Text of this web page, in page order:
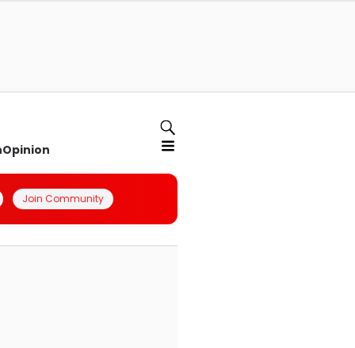
Opinion
Join Community